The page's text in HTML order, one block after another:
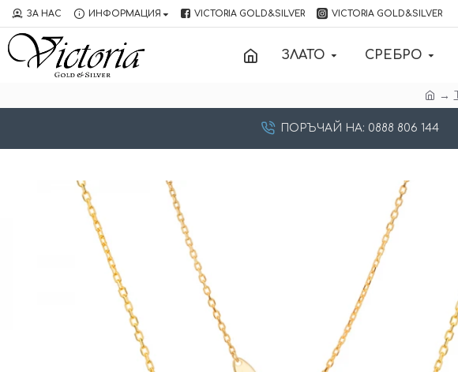
ЗА НАС ИНФОРМАЦИЯ VICTORIA GOLD&SILVER VICTORIA GOLD&SILVER
ЗЛАТО СРЕБРО
ПОРЪЧАЙ НА: 0888 806 144